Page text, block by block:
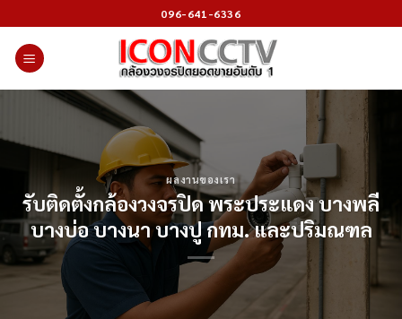
to
content
096-641-6336
ผลงานของเรา
รับติดตั้งกล้องวงจรปิด พระประแดง บางพลี
บางบ่อ บางนา บางปู กทม. และปริมณฑล